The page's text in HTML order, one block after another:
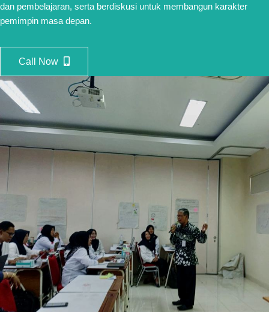
dan pembelajaran, serta berdiskusi untuk membangun karakter
pemimpin masa depan.
Call Now